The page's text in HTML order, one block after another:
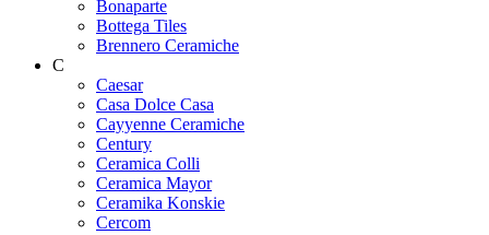
Bonaparte
Bottega Tiles
Brennero Ceramiche
C
Caesar
Casa Dolce Casa
Cayyenne Ceramiche
Century
Ceramica Colli
Ceramica Mayor
Ceramika Konskie
Cercom